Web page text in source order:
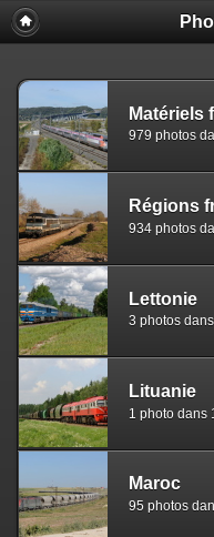
Matériels
979 photos
Régions
934 photos
Lettonie
3 photos
Lituanie
1 photo dans
Maroc
95 photos